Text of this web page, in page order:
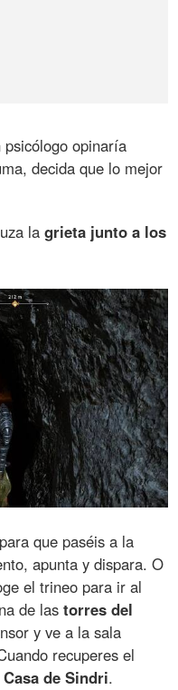
opinaría
decida que lo mejor
lagrieta junto a los
que paséis a la
apunta y dispara. O
el trineo para ir al
de lastorres del
y ve a la sala
recuperes el
de Sindri.